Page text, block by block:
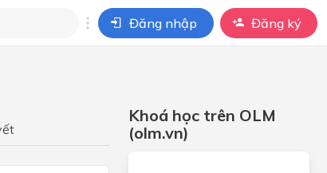
của
Đăng nhập Đăng ký
Khoá học trên OLM
(olm.vn)